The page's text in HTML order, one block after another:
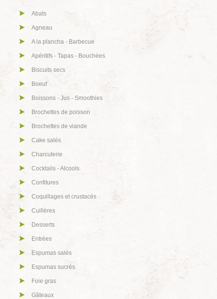
Abats
Agneau
A la plancha - Barbecue
Apéritifs - Tapas - Bouchées
Biscuits secs
Boeuf
Boissons - Jus - Smoothies
Brochettes de poisson
Brochettes de viande
Cake salés
Charcuterie
Cocktails - Alcools
Confitures
Coquillages et crustacés
Cuillères
Desserts
Entrées
Espumas salés
Espumas sucrés
Foie gras
Gâteaux